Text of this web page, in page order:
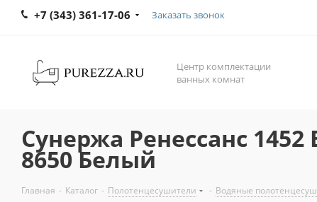
+7 (343) 361-17-06 Заказать звонок
Центр комплектации
ванных комнат
Сунержа Ренессанс
8650 Белый
Главная - Каталог - Полотенцесушители - Водяные